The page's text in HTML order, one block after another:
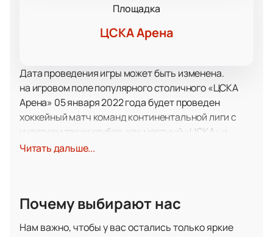
Площадка
ЦСКА Арена
Дата проведения игры может быть изменена.
на игровом поле популярного столичного «ЦСКА
Арена» 05 января 2022 года будет проведен
хоккейный матч команд континентальной лиги с
участием таких клубов, как местный «ЦСКА» и
гостей из Нижнекамска в лице «Нефтехимика».
титулованных в СССР и России. С приходом
подтвердили свой статус, выиграв Кубок Гагарина,
Читать дальше...
Почему выбирают нас
Нам важно, чтобы у вас остались только яркие